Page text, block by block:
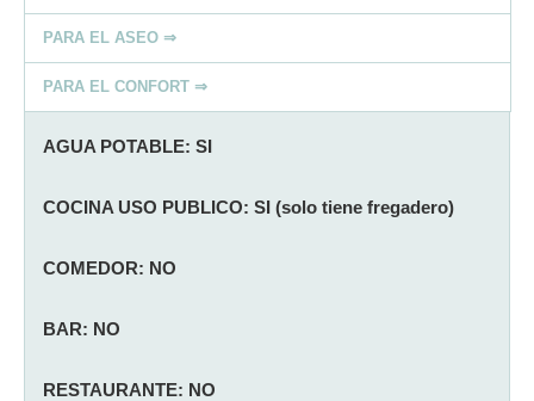
PARA EL ASEO ⇒
PARA EL CONFORT ⇒
AGUA POTABLE: SI
COCINA USO PUBLICO: SI (solo tiene fregadero)
COMEDOR: NO
BAR: NO
RESTAURANTE: NO